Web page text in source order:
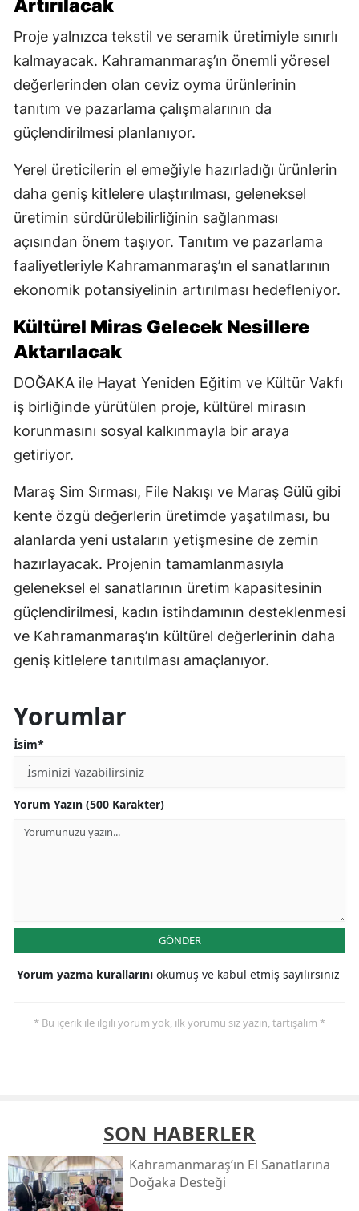
Artırılacak
Proje yalnızca tekstil ve seramik üretimiyle sınırlı
kalmayacak. Kahramanmaraş’ın önemli yöresel
değerlerinden olan ceviz oyma ürünlerinin
tanıtım ve pazarlama çalışmalarının da
güçlendirilmesi planlanıyor.
Yerel üreticilerin el emeğiyle hazırladığı ürünlerin
daha geniş kitlelere ulaştırılması, geleneksel
üretimin sürdürülebilirliğinin sağlanması
açısından önem taşıyor. Tanıtım ve pazarlama
faaliyetleriyle Kahramanmaraş’ın el sanatlarının
ekonomik potansiyelinin artırılması hedefleniyor.
Kültürel Miras Gelecek Nesillere
Aktarılacak
DOĞAKA ile Hayat Yeniden Eğitim ve Kültür Vakfı
iş birliğinde yürütülen proje, kültürel mirasın
korunmasını sosyal kalkınmayla bir araya
getiriyor.
Maraş Sim Sırması, File Nakışı ve Maraş Gülü gibi
kente özgü değerlerin üretimde yaşatılması, bu
alanlarda yeni ustaların yetişmesine de zemin
hazırlayacak. Projenin tamamlanmasıyla
geleneksel el sanatlarının üretim kapasitesinin
güçlendirilmesi, kadın istihdamının desteklenmesi
ve Kahramanmaraş’ın kültürel değerlerinin daha
geniş kitlelere tanıtılması amaçlanıyor.
Yorumlar
İsim*
Yorum Yazın (500 Karakter)
GÖNDER
Yorum yazma kurallarını okumuş ve kabul etmiş sayılırsınız
* Bu içerik ile ilgili yorum yok, ilk yorumu siz yazın, tartışalım *
SON HABERLER
Kahramanmaraş’ın El Sanatlarına
Doğaka Desteği